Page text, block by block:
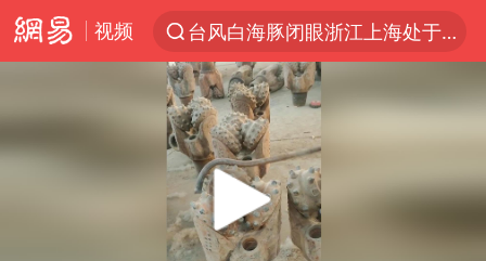
视频
台风白海豚闭眼浙江上海处于危险半圆
香港宏福苑火灾或由烟头引起
张本智和：零封向鹏不意外
浙江海事局启动Ⅰ级防台应急响应
云南一地村民过火把节意外灼伤16人